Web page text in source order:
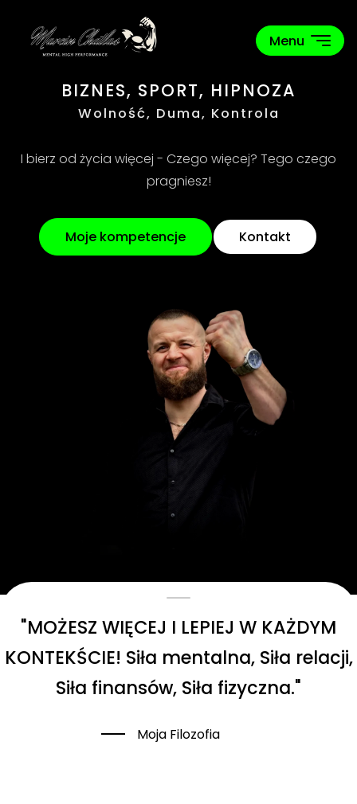
Menu
BIZNES, SPORT, HIPNOZA
Wolność, Duma, Kontrola
I bierz od życia więcej - Czego więcej? Tego czego
pragniesz!
Moje kompetencje Kontakt
"MOŻESZ WIĘCEJ I LEPIEJ W KAŻDYM
KONTEKŚCIE! Siła mentalna, Siła relacji,
Siła finansów, Siła fizyczna."
Moja Filozofia